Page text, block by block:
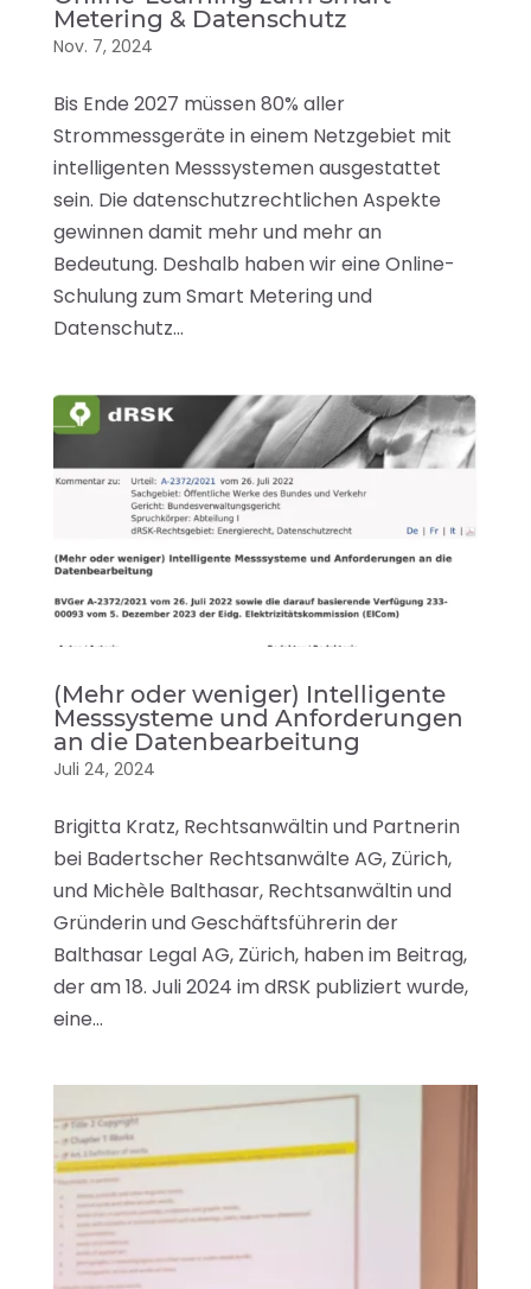
Metering & Datenschutz
Nov. 7, 2024
Bis Ende 2027 müssen 80% aller
Strommessgeräte in einem Netzgebiet mit
intelligenten Messsystemen ausgestattet
sein. Die datenschutzrechtlichen Aspekte
gewinnen damit mehr und mehr an
Bedeutung. Deshalb haben wir eine Online-
Schulung zum Smart Metering und
Datenschutz...
(Mehr oder weniger) Intelligente
Messsysteme und Anforderungen
an die Datenbearbeitung
Juli 24, 2024
Brigitta Kratz, Rechtsanwältin und Partnerin
bei Badertscher Rechtsanwälte AG, Zürich,
und Michèle Balthasar, Rechtsanwältin und
Gründerin und Geschäftsführerin der
Balthasar Legal AG, Zürich, haben im Beitrag,
der am 18. Juli 2024 im dRSK publiziert wurde,
eine...